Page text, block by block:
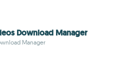
Download Manager
Manager